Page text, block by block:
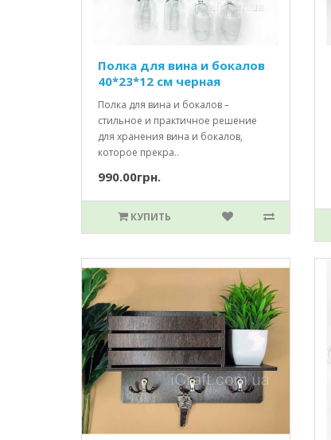
Полка для вина и бокалов
40*23*12 см черная
Полка для вина и бокалов –
стильное и практичное решение
для хранения вина и бокалов,
которое прекра..
990.00грн.
КУПИТЬ